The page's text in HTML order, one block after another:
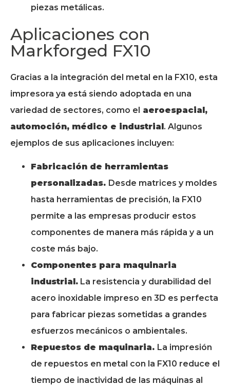
piezas metálicas.
Aplicaciones con
Markforged FX10
Gracias a la integración del metal en la FX10, esta
impresora ya está siendo adoptada en una
variedad de sectores, como el aeroespacial,
automoción, médico e industrial. Algunos
ejemplos de sus aplicaciones incluyen:
Fabricación de herramientas
personalizadas. Desde matrices y moldes
hasta herramientas de precisión, la FX10
permite a las empresas producir estos
componentes de manera más rápida y a un
coste más bajo.
Componentes para maquinaria
industrial. La resistencia y durabilidad del
acero inoxidable impreso en 3D es perfecta
para fabricar piezas sometidas a grandes
esfuerzos mecánicos o ambientales.
Repuestos de maquinaria. La impresión
de repuestos en metal con la FX10 reduce el
tiempo de inactividad de las máquinas al